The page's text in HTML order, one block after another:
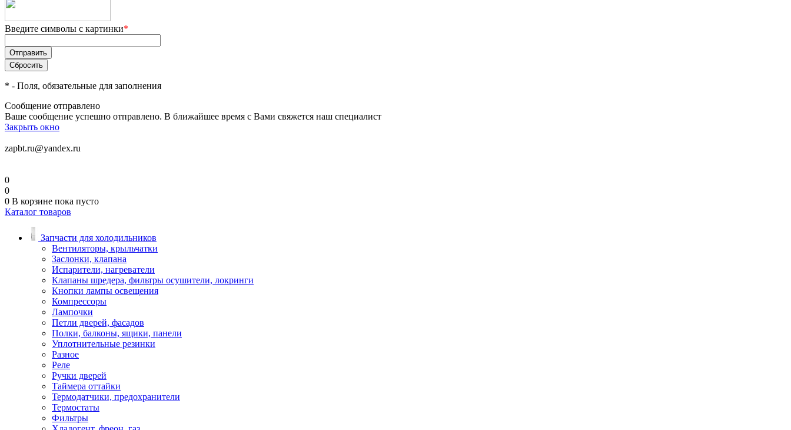
Введите символы с картинки*
* - Поля, обязательные для заполнения
Сообщение отправлено
Ваше сообщение успешно отправлено. В ближайшее время с Вами свяжется наш специалист
Закрыть окно
zapbt.ru@yandex.ru
0
0
0 В корзине пока пусто
Каталог товаров
Запчасти для холодильников
Вентиляторы, крыльчатки
Заслонки, клапана
Испарители, нагреватели
Клапаны шредера, фильтры осушители, локринги
Кнопки лампы освещения
Компрессоры
Лампочки
Петли дверей, фасадов
Полки, балконы, ящики, панели
Уплотнительные резинки
Разное
Реле
Ручки дверей
Таймера оттайки
Термодатчики, предохранители
Термостаты
Фильтры